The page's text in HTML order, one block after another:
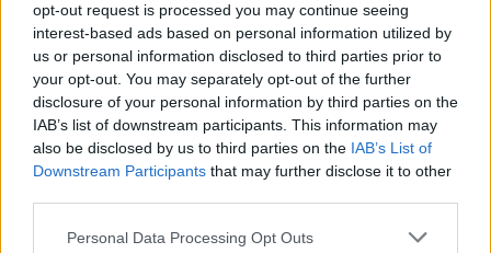
opt-out request is processed you may continue seeing
interest-based ads based on personal information utilized by
us or personal information disclosed to third parties prior to
your opt-out. You may separately opt-out of the further
disclosure of your personal information by third parties on the
IAB’s list of downstream participants. This information may
also be disclosed by us to third parties on the IAB’s List of
Downstream Participants that may further disclose it to other
Please note that this website/app uses one or more Google
Personal Data Processing Opt Outs